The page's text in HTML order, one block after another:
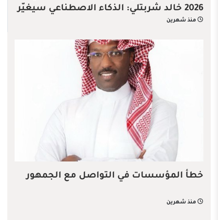
2026 خالد شربتلي: الذكاء الاصطناعي سيغيّر
قواعد الاقتصاد العالمي
منذ شهرين
خطأ المؤسسات في التواصل مع الجمهور
منذ شهرين